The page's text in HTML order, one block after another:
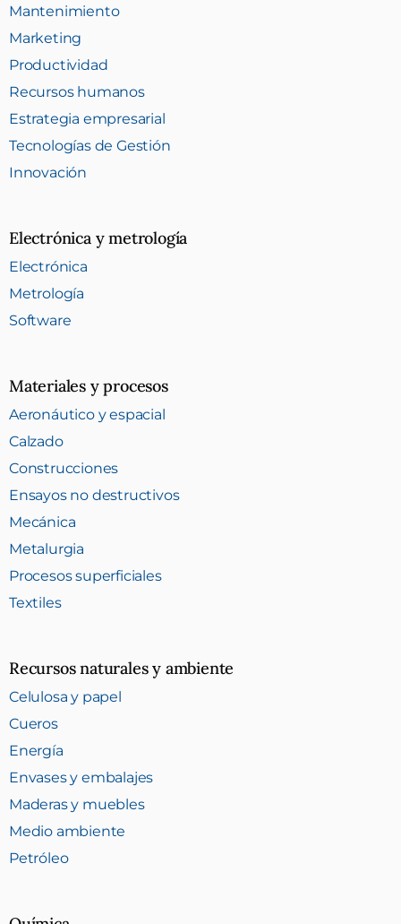
Mantenimiento
Marketing
Productividad
Recursos humanos
Estrategia empresarial
Tecnologías de Gestión
Innovación
Electrónica y metrología
Electrónica
Metrología
Software
Materiales y procesos
Aeronáutico y espacial
Calzado
Construcciones
Ensayos no destructivos
Mecánica
Metalurgia
Procesos superficiales
Textiles
Recursos naturales y ambiente
Celulosa y papel
Cueros
Energía
Envases y embalajes
Maderas y muebles
Medio ambiente
Petróleo